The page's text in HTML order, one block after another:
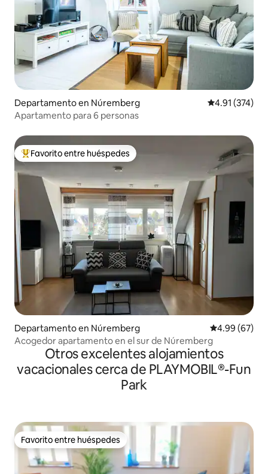
Departamento en Núremberg Calificación
4.91 (374)
Apartamento para 6 personas
De los mejores en Favorito entre huéspedes
Favorito entre huéspedes
Departamento en Núremberg Calificación
4.99 (67)
Acogedor apartamento en el sur de Núremberg
Otros excelentes alojamientos
vacacionales cerca de PLAYMOBIL®-Fun
Park
Favorito entre huéspedes
Favorito entre huéspedes